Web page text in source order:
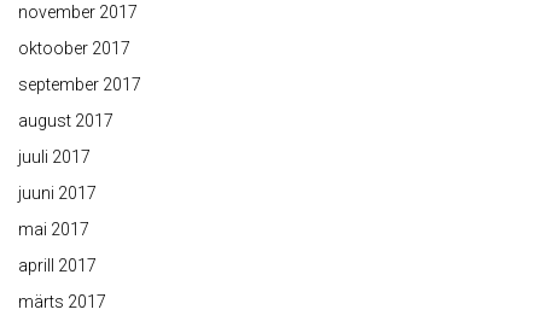
november 2017
oktoober 2017
september 2017
august 2017
juuli 2017
juuni 2017
mai 2017
aprill 2017
märts 2017